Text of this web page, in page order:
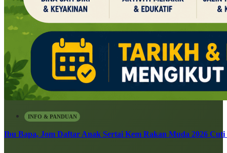
INFO & PANDUAN
Ibu Bapa, Jom Daftar Anak Sertai Kem Rakan Muda 2026